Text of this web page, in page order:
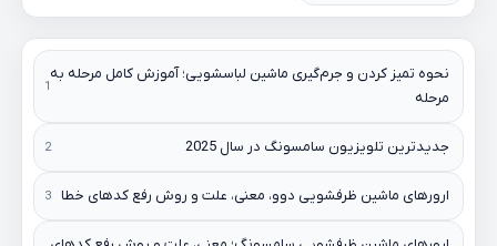
نحوه تمیز کردن و جرم‌گیری ماشین لباسشویی؛ آموزش کامل مرحله به
مرحله
جدیدترین تلویزیون سامسونگ در سال 2025
ارورهای ماشین ظرفشویی دوو، معنی، علت و روش رفع کدهای خطا